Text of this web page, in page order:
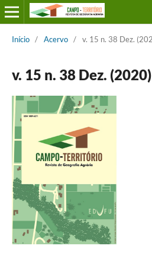
Início / Acervo / v. 15 n. 38 Dez.
v. 15 n. 38 Dez. (2020)